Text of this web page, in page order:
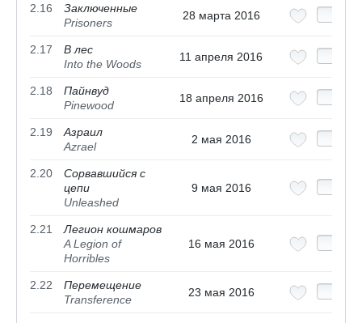
2.16
Заключенные
Prisoners
28 марта 2016
2.17
В лес
Into the Woods
11 апреля 2016
2.18
Пайнвуд
Pinewood
18 апреля 2016
2.19
Азраил
Azrael
2 мая 2016
2.20
Сорвавшийся с
цепи
Unleashed
9 мая 2016
2.21
Легион кошмаров
A Legion of
Horribles
16 мая 2016
2.22
Перемещение
Transference
23 мая 2016